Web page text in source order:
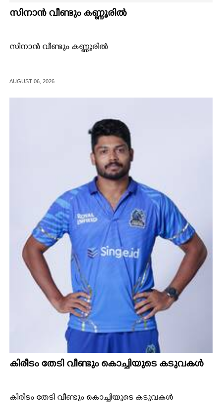
സിനാൻ വീണ്ടും കണ്ണൂരിൽ
സിനാൻ വീണ്ടും കണ്ണൂരിൽ
AUGUST 06, 2026
കിരീ‌ടം തേടി വീണ്ടും കൊച്ചിയുടെ കടുവകൾ
കിരീ‌ടം തേടി വീണ്ടും കൊച്ചിയുടെ കടുവകൾ